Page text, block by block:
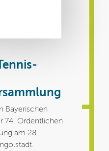
Bayerischen
74. Ordentlichen
am 28.